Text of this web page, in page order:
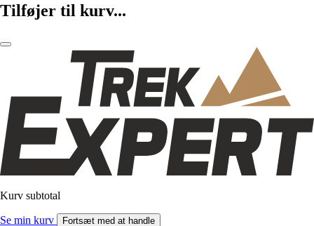
Tilføjer til kurv...
Kurv subtotal
Se min kurv Fortsæt med at handle